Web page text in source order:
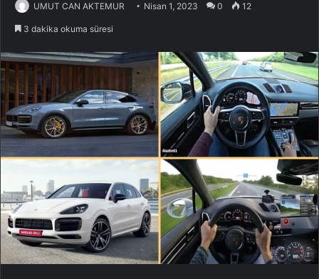
UMUT CAN AKTEMUR Nisan 1, 2023 0 12
3 dakika okuma süresi